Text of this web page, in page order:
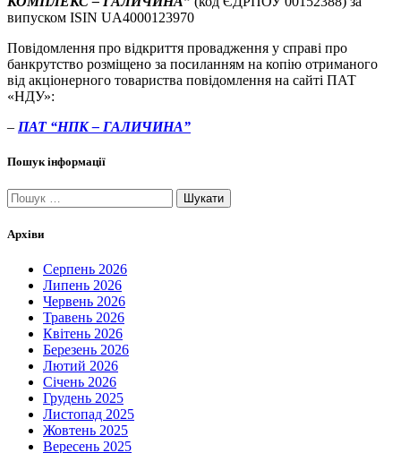
випуском ISIN UA4000123970
Повідомлення про відкриття провадження у справі про
банкрутство розміщено за посиланням на копію отриманого
від акціонерного товариства повідомлення на сайті ПАТ
«НДУ»:
– ПАТ “НПК – ГАЛИЧИНА”
Пошук інформації
Пошук:
Архіви
Серпень 2026
Липень 2026
Червень 2026
Травень 2026
Квітень 2026
Березень 2026
Лютий 2026
Січень 2026
Грудень 2025
Листопад 2025
Жовтень 2025
Вересень 2025